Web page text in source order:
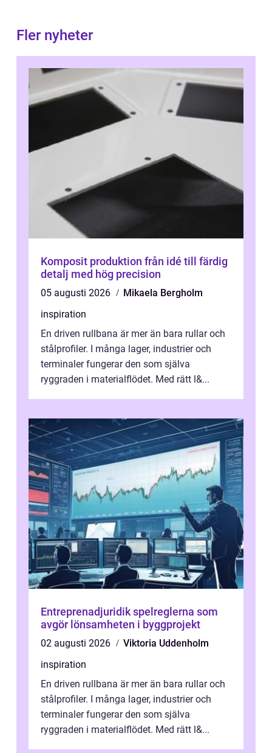
Fler nyheter
Komposit produktion från idé till färdig
detalj med hög precision
05 augusti 2026
Mikaela Bergholm
inspiration
En driven rullbana är mer än bara rullar och
stålprofiler. I många lager, industrier och
terminaler fungerar den som själva
ryggraden i materialflödet. Med rätt l&...
Entreprenadjuridik spelreglerna som
avgör lönsamheten i byggprojekt
02 augusti 2026
Viktoria Uddenholm
inspiration
En driven rullbana är mer än bara rullar och
stålprofiler. I många lager, industrier och
terminaler fungerar den som själva
ryggraden i materialflödet. Med rätt l&...